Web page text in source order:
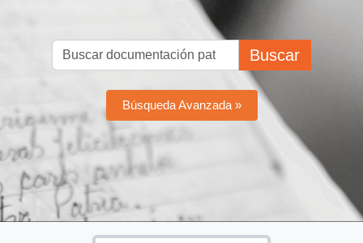
Buscar
Búsqueda Avanzada »